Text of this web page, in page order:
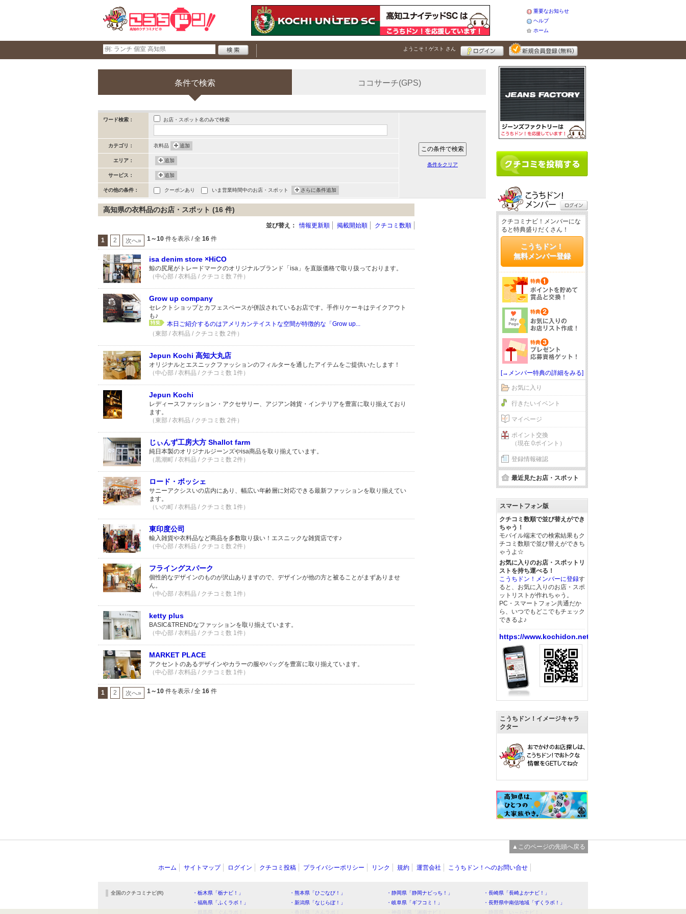
重要なお知らせ
ヘルプ
ホーム
ようこそ！ ゲスト さん
条件で検索 ココサーチ(GPS)
ワード検索： お店・スポット名のみで検索
カテゴリ： 衣料品 追加
エリア： 追加
サービス： 追加
その他の条件： クーポンあり いま営業時間中のお店・スポット さらに条件追加
条件をクリア
高知県の衣料品のお店・スポット (16 件)
並び替え： 情報更新順 掲載開始順 クチコミ数順
1 2 次へ» 1～10 件を表示 / 全 16 件
isa denim store ×HiCO
鯨の尻尾がトレードマークのオリジナルブランド「isa」を直販価格で取り扱っております。
（中心部 / 衣料品 / クチコミ数 7件）
Grow up company
セレクトショップとカフェスペースが併設されているお店です。手作りケーキはテイクアウト
も♪
本日ご紹介するのはアメリカンテイストな空間が特徴的な「Grow up...
（東部 / 衣料品 / クチコミ数 2件）
Jepun Kochi 高知大丸店
オリジナルとエスニックファッションのフィルターを通したアイテムをご提供いたします！
（中心部 / 衣料品 / クチコミ数 1件）
Jepun Kochi
レディースファッション・アクセサリー、アジアン雑貨・インテリアを豊富に取り揃えており
ます。
（東部 / 衣料品 / クチコミ数 2件）
じぃんず工房大方 Shallot farm
純日本製のオリジナルジーンズやisa商品を取り揃えています。
（黒潮町 / 衣料品 / クチコミ数 2件）
ロード・ボッシェ
サニーアクシスいの店内にあり、幅広い年齢層に対応できる最新ファッションを取り揃えてい
ます。
（いの町 / 衣料品 / クチコミ数 1件）
東印度公司
輸入雑貨や衣料品など商品を多数取り扱い！エスニックな雑貨店です♪
（中心部 / 衣料品 / クチコミ数 2件）
フライングスパーク
個性的なデザインのものが沢山ありますので、デザインが他の方と被ることがまずありませ
ん。
（中心部 / 衣料品 / クチコミ数 1件）
ketty plus
BASIC&TRENDなファッションを取り揃えています。
（中心部 / 衣料品 / クチコミ数 1件）
MARKET PLACE
アクセントのあるデザインやカラーの服やバッグを豊富に取り揃えています。
（中心部 / 衣料品 / クチコミ数 1件）
1 2 次へ» 1～10 件を表示 / 全 16 件
クチコミナビ！メンバーにな
ると特典盛りだくさん！
こうちドン！
無料メンバー登録
[→メンバー特典の詳細をみる]
お気に入り
行きたいイベント
マイページ
ポイント交換
（現在 0ポイント）
登録情報確認
最近見たお店・スポット
スマートフォン版
クチコミ数順で並び替えができ
ちゃう！
モバイル端末での検索結果もク
チコミ数順で並び替えができち
ゃうよ☆
お気に入りのお店・スポットリ
ストを持ち運べる！
こうちドン！メンバーに登録す
ると、お気に入りのお店・スポ
ットリストが作れちゃう。
PC・スマートフォン共通だか
ら、いつでもどこでもチェック
できるよ♪
https://www.kochidon.net/
こうちドン！イメージキャラ
クター
▲このページの先頭へ戻る
ホーム サイトマップ ログイン クチコミ投稿 プライバシーポリシー リンク 規約 運営会社 こうちドン！へのお問い合せ
全国のクチコミナビ(R) ・栃木県「栃ナビ！」 ・熊本県「ひごなび！」 ・静岡県「静岡ナビっち！」
・長崎県「長崎よかナビ！」
・福島県「ふくラボ！」
・新潟県「なじらぼ！」 ・岐阜県「ギフコミ！」
・長野県中南信地域「ずくラボ！」